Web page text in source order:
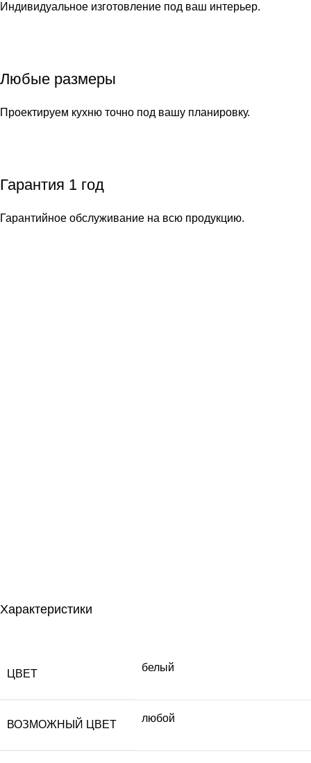
Индивидуальное изготовление под ваш интерьер.
Любые размеры
Проектируем кухню точно под вашу планировку.
Гарантия 1 год
Гарантийное обслуживание на всю продукцию.
Характеристики
ЦВЕТ
белый
ВОЗМОЖНЫЙ ЦВЕТ
любой